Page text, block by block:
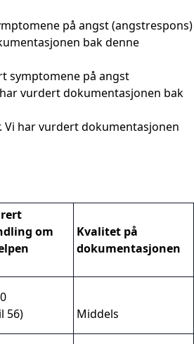
på angst (angstrespons)
bak denne
symptomene på angst
vurdert dokumentasjonen bak
har vurdert dokumentasjonen
om
Kvalitet på
dokumentasjonen
56)
Middels